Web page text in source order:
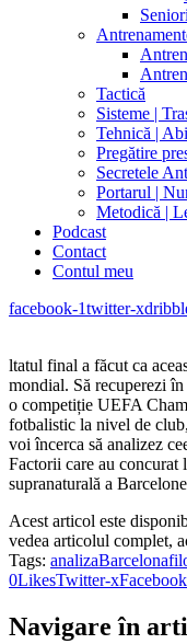
Seniori
Tactică
Sisteme |
Tehnică |
Pregătire
Secretele
Portarul |
Metodică |
Podcast
Contact
Contul meu
facebook-1twitter-x
ltatul final a făcut ca
mondial. Să recuperezi
o competiție UEFA
fotbalistic la nivel de
voi încerca să analizez
Factorii care au concurat
supranaturală a
Acest articol este
vedea articolul complet,
Tags: analizaBarcelona
0LikesTwitter-xFacebook
Navigare în